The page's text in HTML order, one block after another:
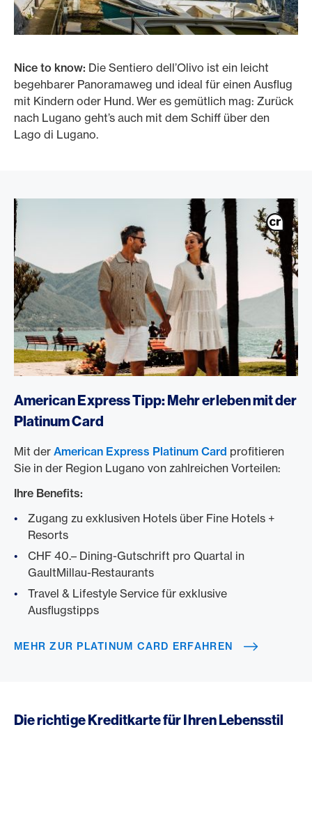
Nice to know: Die Sentiero dell’Olivo ist ein leicht
begehbarer Panoramaweg und ideal für einen Ausflug
mit Kindern oder Hund. Wer es gemütlich mag: Zurück
nach Lugano geht’s auch mit dem Schiff über den
Lago di Lugano.
American Express Tipp: Mehr erleben mit der
Platinum Card
Mit der American Express Platinum Card profitieren
Sie in der Region Lugano von zahlreichen Vorteilen:
Ihre Benefits:
Zugang zu exklusiven Hotels über Fine Hotels +
Resorts
CHF 40.– Dining-Gutschrift pro Quartal in
GaultMillau-Restaurants
Travel & Lifestyle Service für exklusive
Ausflugstipps
MEHR ZUR PLATINUM CARD ERFAHREN
Die richtige Kreditkarte für Ihren Lebensstil